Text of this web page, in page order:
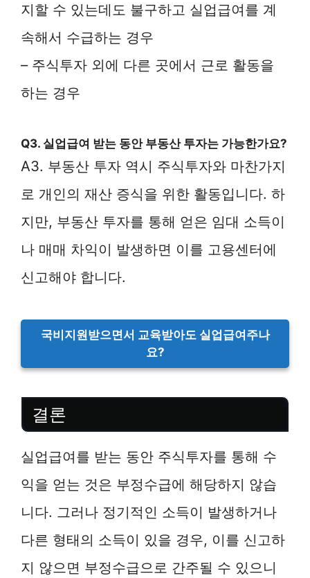
지할 수 있는데도 불구하고 실업급여를 계
속해서 수급하는 경우
– 주식투자 외에 다른 곳에서 근로 활동을
하는 경우
Q3. 실업급여 받는 동안 부동산 투자는 가능한가요?
A3. 부동산 투자 역시 주식투자와 마찬가지
로 개인의 재산 증식을 위한 활동입니다. 하
지만, 부동산 투자를 통해 얻은 임대 소득이
나 매매 차익이 발생하면 이를 고용센터에
신고해야 합니다.
국비지원받으면서 교육받아도 실업급여주나
요?
결론
실업급여를 받는 동안 주식투자를 통해 수
익을 얻는 것은 부정수급에 해당하지 않습
니다. 그러나 정기적인 소득이 발생하거나
다른 형태의 소득이 있을 경우, 이를 신고하
지 않으면 부정수급으로 간주될 수 있으니